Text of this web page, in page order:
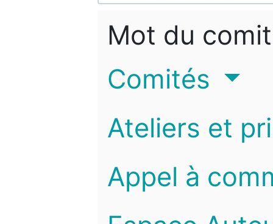
Mot du
Comités
Ateliers et
Appel à